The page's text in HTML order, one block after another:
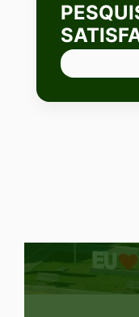
Seção do